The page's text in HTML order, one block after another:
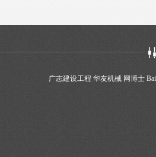
广志建设工程 华友机械 网博士